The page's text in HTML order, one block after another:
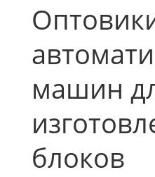
машин
блоков